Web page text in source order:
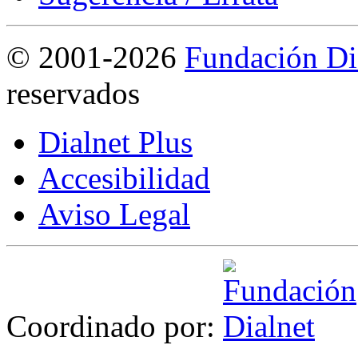
© 2001-2026 Fundación
reservados
Dialnet Plus
Accesibilidad
Aviso Legal
Coordinado por: